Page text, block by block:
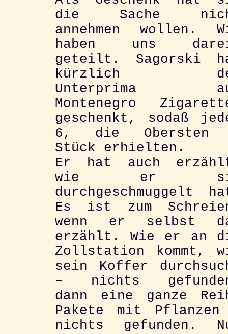
die Sache
annehmen wollen.
haben uns
geteilt. Sagorski
kürzlich
Unterprima
Montenegro
geschenkt, sodaß
6, die Obersten
Stück erhielten.
Er hat auch
wie er
durchgeschmuggelt
Es ist zum
wenn er selbst
erzählt. Wie er an
Zollstation kommt,
sein Koffer
– nichts
dann eine ganze
Pakete mit
nichts gefunden.